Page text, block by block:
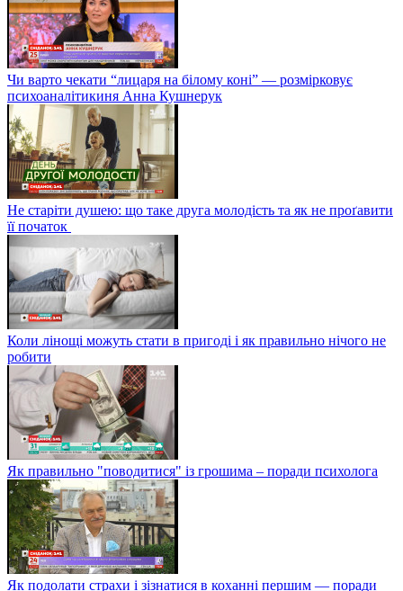
Чи варто чекати “лицаря на білому коні” — розмірковує
психоаналітикиня Анна Кушнерук
Не старіти душею: що таке друга молодість та як не проґавити
її початок
Коли лінощі можуть стати в пригоді і як правильно нічого не
робити
Як правильно "поводитися" із грошима – поради психолога
Як подолати страхи і зізнатися в коханні першим — поради